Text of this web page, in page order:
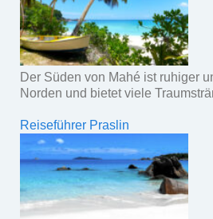
Der Süden von Mahé ist ruhiger
Norden und bietet viele
Reiseführer Praslin